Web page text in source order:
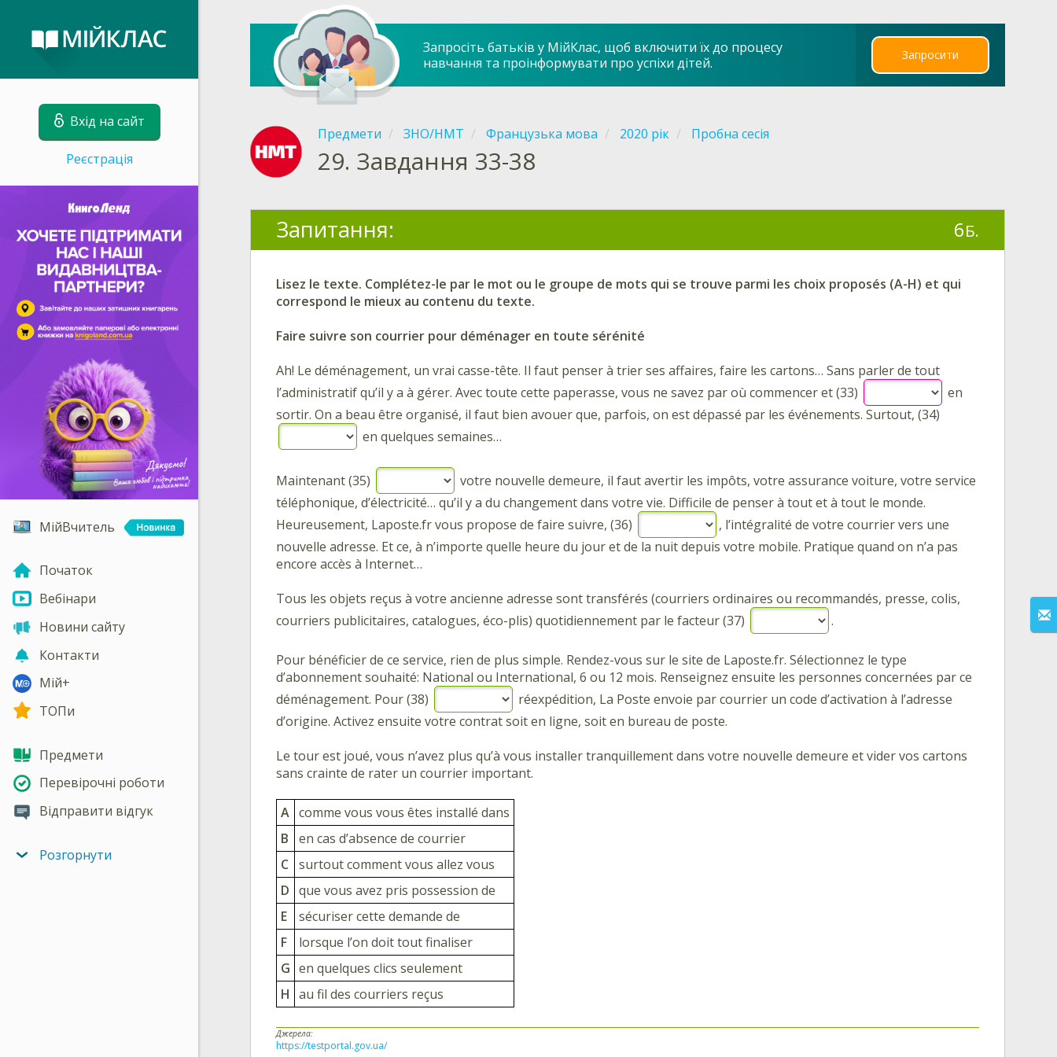
Вхід на сайт
Реєстрація
МійВчитель
Початок
Вебінари
Новини сайту
Контакти
Мій+
ТОПи
Предмети
Перевірочні роботи
Відправити відгук
Розгорнути
Запросіть батьків у МійКлас, щоб включити їх до процесу
навчання та проінформувати про успіхи дітей.
Запросити
Предмети ЗНО/НМТ Французька мова 2020 рік Пробна сесія
29. Завдання 33-38
Запитання: 6Б.
Lisez le texte. Complétez-le par le mot ou le groupe de mots qui se trouve parmi les choix proposés (A-H) et qui
correspond le mieux au contenu du texte.
Faire suivre son courrier pour déménager en toute sérénité
Ah! Le déménagement, un vrai casse-tête. Il faut penser à trier ses affaires, faire les cartons… Sans parler de tout
l’administratif qu’il y a à gérer. Avec toute cette paperasse, vous ne savez par où commencer et (33)
en
sortir. On a beau être organisé, il faut bien avouer que, parfois, on est dépassé par les événements. Surtout, (34)
en quelques semaines…
Maintenant (35)
votre nouvelle demeure, il faut avertir les impôts, votre assurance voiture, votre service
téléphonique, d’électricité… qu’il y a du changement dans votre vie. Difficile de penser à tout et à tout le monde.
Heureusement, Laposte.fr vous propose de faire suivre, (36)
, l’intégralité de votre courrier vers une
nouvelle adresse. Et ce, à n’importe quelle heure du jour et de la nuit depuis votre mobile. Pratique quand on n’a pas
encore accès à Internet…
Tous les objets reçus à votre ancienne adresse sont transférés (courriers ordinaires ou recommandés, presse, colis,
courriers publicitaires, catalogues, éco-plis) quotidiennement par le facteur (37)
.
Pour bénéficier de ce service, rien de plus simple. Rendez-vous sur le site de Laposte.fr. Sélectionnez le type
d’abonnement souhaité: National ou International, 6 ou 12 mois. Renseignez ensuite les personnes concernées par ce
déménagement. Pour (38)
réexpédition, La Poste envoie par courrier un code d’activation à l’adresse
d’origine. Activez ensuite votre contrat soit en ligne, soit en bureau de poste.
Le tour est joué, vous n’avez plus qu’à vous installer tranquillement dans votre nouvelle demeure et vider vos cartons
sans crainte de rater un courrier important.
A comme vous vous êtes installé dans
B
en cas d’absence de courrier
C surtout comment vous allez vous
D que vous avez pris possession de
E
sécuriser cette demande de
F
lorsque l’on doit tout finaliser
G en quelques clics seulement
H au fil des courriers reçus
Джерела:
https://testportal.gov.ua/